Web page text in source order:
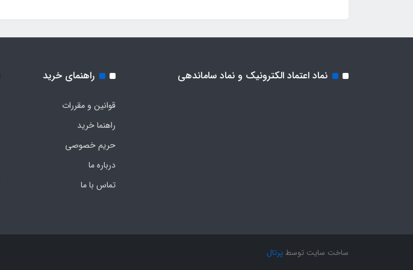
نماد اعتماد الکترونیک و نماد ساماندهی راهنمای خرید
قوانین و مقررات
راهنما خرید
حریم خصوصی
درباره ما
تماس با ما
ساخت سایت توسطپرتال